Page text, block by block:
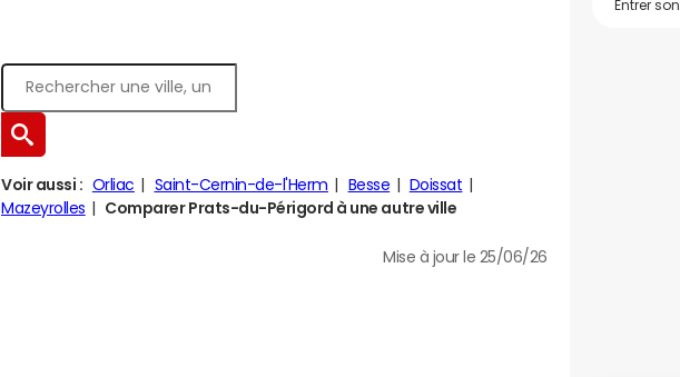
Voir aussi : Orliac Saint-Cernin-de-l'Herm Besse
Doissat
Mazeyrolles
Comparer Prats-du-Périgord à une autre ville
Mise à jour le 25/06/26